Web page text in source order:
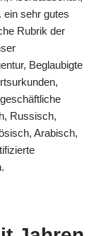
ein sehr gutes
Rubrik der
Beglaubigte
Russisch,
Arabisch,